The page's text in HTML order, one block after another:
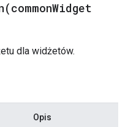
commonWidget
dla widżetów.
Opis